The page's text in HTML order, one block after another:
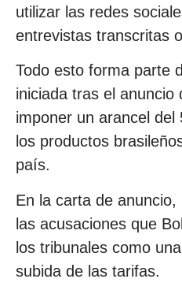
utilizar las redes
entrevistas transcritas
Todo esto forma parte
iniciada tras el anuncio
imponer un arancel
los productos
país.
En la carta de
las acusaciones que
los tribunales como
subida de las tarifas.